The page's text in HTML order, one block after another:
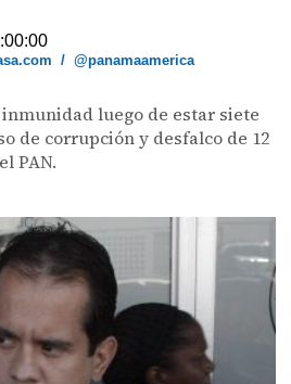
/@panamaamerica
luego de estar siete
de corrupción y desfalco de 12
PAN.